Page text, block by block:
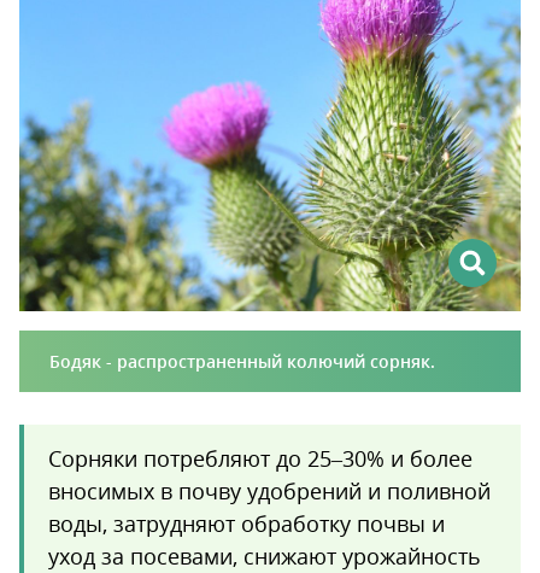
Бодяк - распространенный колючий сорняк.
Сорняки потребляют до 25–30% и более
вносимых в почву удобрений и поливной
воды, затрудняют обработку почвы и
уход за посевами, снижают урожайность